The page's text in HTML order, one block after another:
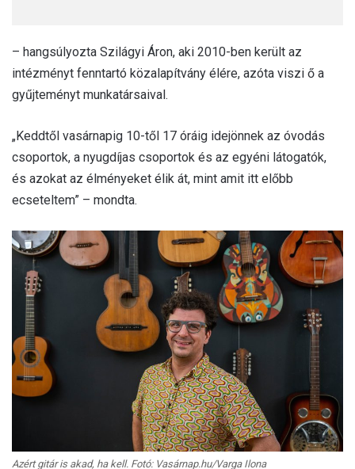
– hangsúlyozta Szilágyi Áron, aki 2010-ben került az
intézményt fenntartó közalapítvány élére, azóta viszi ő a
gyűjteményt munkatársaival.
„Keddtől vasárnapig 10-től 17 óráig idejönnek az óvodás
csoportok, a nyugdíjas csoportok és az egyéni látogatók,
és azokat az élményeket élik át, mint amit itt előbb
ecseteltem” – mondta.
Azért gitár is akad, ha kell. Fotó: Vasárnap.hu/Varga Ilona